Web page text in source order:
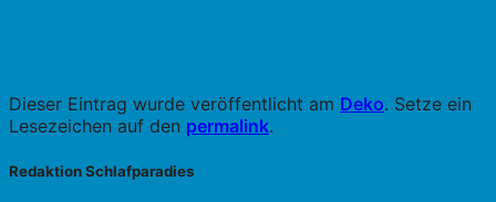
Dieser Eintrag wurde veröffentlicht am Deko. Setze ein
Lesezeichen auf den permalink.
Redaktion Schlafparadies